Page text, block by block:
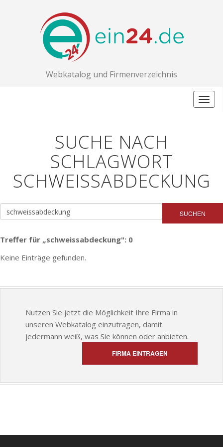
Webkatalog und Firmenverzeichnis
SUCHE NACH
SCHLAGWORT
SCHWEISSABDECKUNG
SUCHEN
Treffer für „schweissabdeckung": 0
Keine Einträge gefunden.
Nutzen Sie jetzt die Möglichkeit Ihre Firma in
unseren Webkatalog einzutragen, damit
jedermann weiß, was Sie können oder anbieten.
FIRMA EINTRAGEN